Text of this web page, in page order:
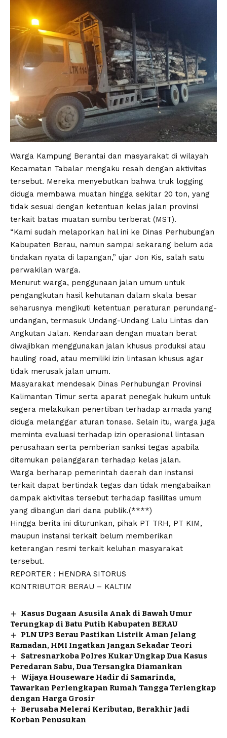
Warga Kampung Berantai dan masyarakat di wilayah
Kecamatan Tabalar mengaku resah dengan aktivitas
tersebut. Mereka menyebutkan bahwa truk logging
diduga membawa muatan hingga sekitar 20 ton, yang
tidak sesuai dengan ketentuan kelas jalan provinsi
terkait batas muatan sumbu terberat (MST).
“Kami sudah melaporkan hal ini ke Dinas Perhubungan
Kabupaten Berau, namun sampai sekarang belum ada
tindakan nyata di lapangan,” ujar Jon Kis, salah satu
perwakilan warga.
Menurut warga, penggunaan jalan umum untuk
pengangkutan hasil kehutanan dalam skala besar
seharusnya mengikuti ketentuan peraturan perundang-
undangan, termasuk Undang-Undang Lalu Lintas dan
Angkutan Jalan. Kendaraan dengan muatan berat
diwajibkan menggunakan jalan khusus produksi atau
hauling road, atau memiliki izin lintasan khusus agar
tidak merusak jalan umum.
Masyarakat mendesak Dinas Perhubungan Provinsi
Kalimantan Timur serta aparat penegak hukum untuk
segera melakukan penertiban terhadap armada yang
diduga melanggar aturan tonase. Selain itu, warga juga
meminta evaluasi terhadap izin operasional lintasan
perusahaan serta pemberian sanksi tegas apabila
ditemukan pelanggaran terhadap kelas jalan.
Warga berharap pemerintah daerah dan instansi
terkait dapat bertindak tegas dan tidak mengabaikan
dampak aktivitas tersebut terhadap fasilitas umum
yang dibangun dari dana publik.(****)
Hingga berita ini diturunkan, pihak PT TRH, PT KIM,
maupun instansi terkait belum memberikan
keterangan resmi terkait keluhan masyarakat
tersebut.
REPORTER : HENDRA SITORUS
KONTRIBUTOR BERAU – KALTIM
Kasus Dugaan Asusila Anak di Bawah Umur
Terungkap di Batu Putih Kabupaten BERAU
PLN UP3 Berau Pastikan Listrik Aman Jelang
Ramadan, HMI Ingatkan Jangan Sekadar Teori
Satresnarkoba Polres Kukar Ungkap Dua Kasus
Peredaran Sabu, Dua Tersangka Diamankan
Wijaya Houseware Hadir di Samarinda,
Tawarkan Perlengkapan Rumah Tangga Terlengkap
dengan Harga Grosir
Berusaha Melerai Keributan, Berakhir Jadi
Korban Penusukan